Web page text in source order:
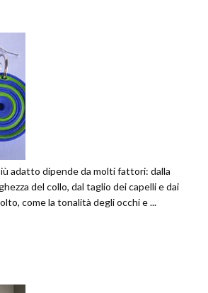
adatto dipende da molti fattori: dalla
del collo, dal taglio dei capelli e dai
come la tonalità degli occhi e ...